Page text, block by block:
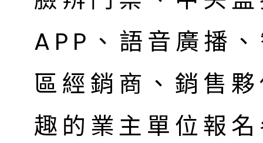
APP、語音廣播
區經銷商、銷售
趣的業主單位報